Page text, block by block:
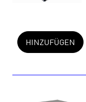
HINZUFÜGEN